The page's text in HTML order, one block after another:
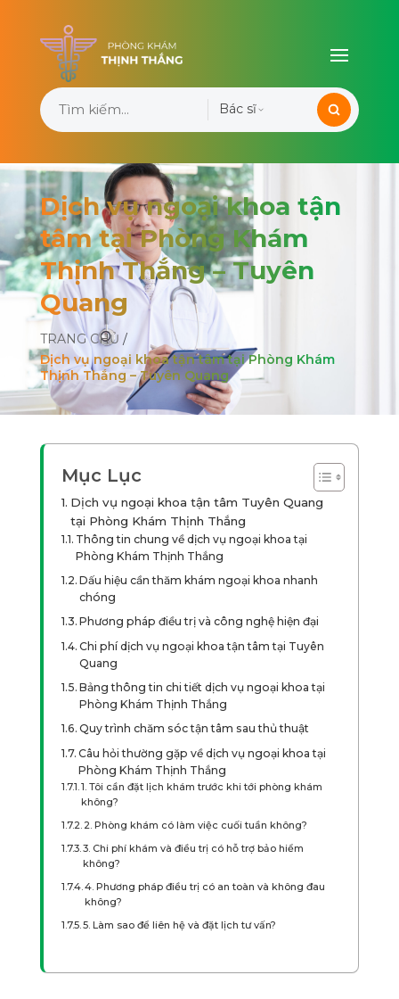
Bác sĩ
Dịch vụ ngoại khoa tận
tâm tại Phòng Khám
Thịnh Thắng – Tuyên
Quang
TRANG CHỦ /
Dịch vụ ngoại khoa tận tâm tại Phòng Khám
Thịnh Thắng – Tuyên Quang
Mục Lục
Dịch vụ ngoại khoa tận tâm Tuyên Quang
tại Phòng Khám Thịnh Thắng
Thông tin chung về dịch vụ ngoại khoa tại
Phòng Khám Thịnh Thắng
Dấu hiệu cần thăm khám ngoại khoa nhanh
chóng
Phương pháp điều trị và công nghệ hiện đại
Chi phí dịch vụ ngoại khoa tận tâm tại Tuyên
Quang
Bảng thông tin chi tiết dịch vụ ngoại khoa tại
Phòng Khám Thịnh Thắng
Quy trình chăm sóc tận tâm sau thủ thuật
Câu hỏi thường gặp về dịch vụ ngoại khoa tại
Phòng Khám Thịnh Thắng
1. Tôi cần đặt lịch khám trước khi tới phòng khám
không?
2. Phòng khám có làm việc cuối tuần không?
3. Chi phí khám và điều trị có hỗ trợ bảo hiểm
không?
4. Phương pháp điều trị có an toàn và không đau
không?
5. Làm sao để liên hệ và đặt lịch tư vấn?